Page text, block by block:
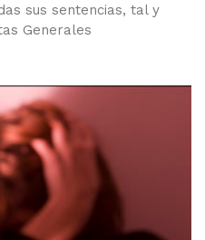
sus sentencias, tal y
Generales